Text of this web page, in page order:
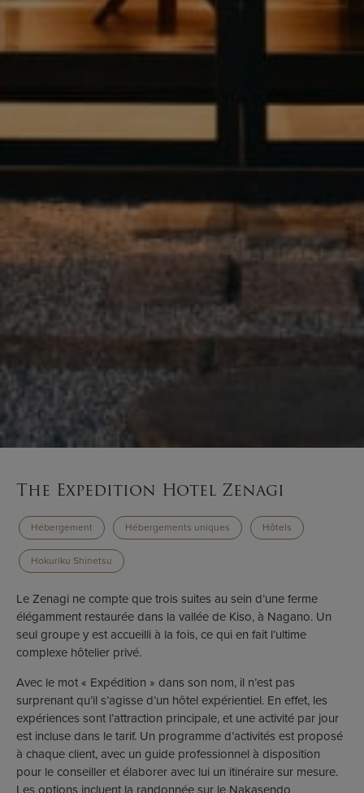
The Expedition Hotel Zenagi
Hébergement Hébergements uniques Hôtels
Hokuriku Shinetsu
Le Zenagi ne compte que trois suites au sein d’une ferme
élégamment restaurée dans la vallée de Kiso, à Nagano. Un
seul groupe y est accueilli à la fois, ce qui en fait l’ultime
complexe hôtelier privé.
Avec le mot « Expédition » dans son nom, il n’est pas
surprenant qu’il s’agisse d’un hôtel expérientiel. En effet, les
expériences sont l’attraction principale, et une activité par jour
est incluse dans le tarif. Un programme d’activités est proposé
à chaque client, avec un guide professionnel à disposition
pour le conseiller et élaborer avec lui un itinéraire sur mesure.